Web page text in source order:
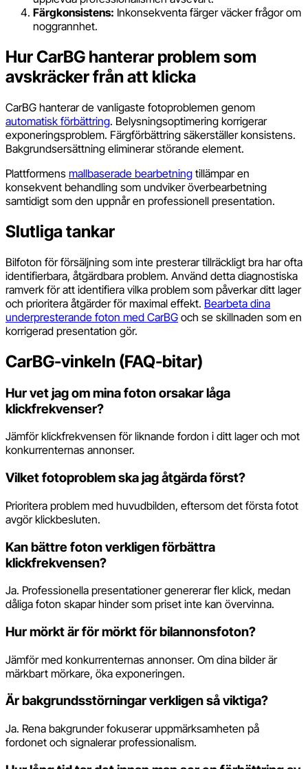
Färgkonsistens: Inkonsekventa färger väcker frågor om
noggrannhet.
Hur CarBG hanterar problem som
avskräcker från att klicka
CarBG hanterar de vanligaste fotoproblemen genom
automatisk förbättring. Belysningsoptimering korrigerar
exponeringsproblem. Färgförbättring säkerställer konsistens.
Bakgrundsersättning eliminerar störande element.
Plattformens mallbaserade bearbetning tillämpar en
konsekvent behandling som undviker överbearbetning
samtidigt som den uppnår en professionell presentation.
Slutliga tankar
Bilfoton för försäljning som inte presterar tillräckligt bra har ofta
identifierbara, åtgärdbara problem. Använd detta diagnostiska
ramverk för att identifiera vilka problem som påverkar ditt lager
och prioritera åtgärder för maximal effekt. Bearbeta dina
underpresterande foton med CarBG och se skillnaden som en
korrigerad presentation gör.
CarBG-vinkeln (FAQ-bitar)
Hur vet jag om mina foton orsakar låga
klickfrekvenser?
Jämför klickfrekvensen för liknande fordon i ditt lager och mot
konkurrenternas annonser.
Vilket fotoproblem ska jag åtgärda först?
Prioritera problem med huvudbilden, eftersom det första fotot
avgör klickbesluten.
Kan bättre foton verkligen förbättra
klickfrekvensen?
Ja. Professionella presentationer genererar fler klick, medan
dåliga foton skapar hinder som priset inte kan övervinna.
Hur mörkt är för mörkt för bilannonsfoton?
Jämför med konkurrenternas annonser. Om dina bilder är
märkbart mörkare, öka exponeringen.
Är bakgrundsstörningar verkligen så viktiga?
Ja. Rena bakgrunder fokuserar uppmärksamheten på
fordonet och signalerar professionalism.